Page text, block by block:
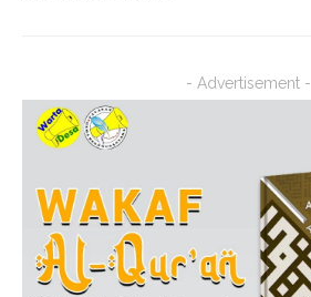
- Advertisement -